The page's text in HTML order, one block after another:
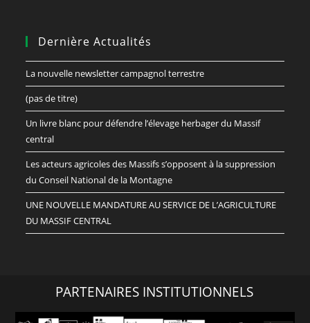
Dernière Actualités
La nouvelle newsletter campagnol terrestre
(pas de titre)
Un livre blanc pour défendre l’élevage herbager du Massif
central
Les acteurs agricoles des Massifs s’opposent à la suppression
du Conseil National de la Montagne
UNE NOUVELLE MANDATURE AU SERVICE DE L’AGRICULTURE
DU MASSIF CENTRAL
PARTENAIRES INSTITUTIONNELS